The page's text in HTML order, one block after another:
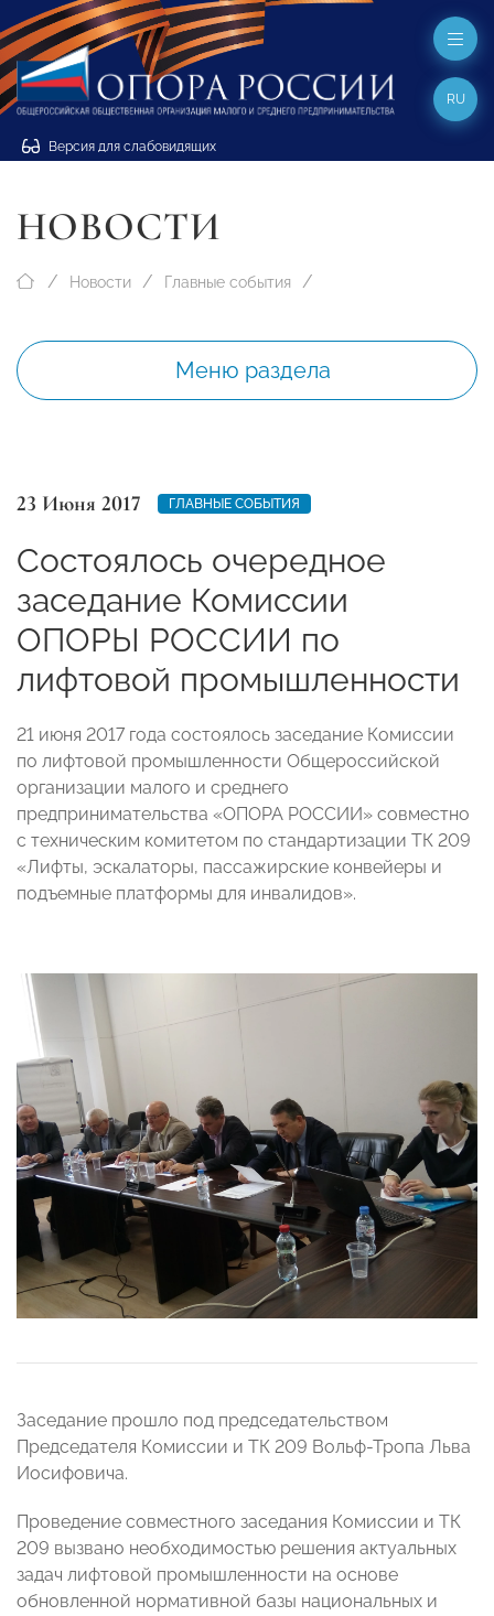
Версия для слабовидящих
RU
НОВОСТИ
Новости Главные события
Меню раздела
23 Июня 2017 ГЛАВНЫЕ СОБЫТИЯ
Состоялось очередное
заседание Комиссии
ОПОРЫ РОССИИ по
лифтовой промышленности
21 июня 2017 года состоялось заседание Комиссии
по лифтовой промышленности Общероссийской
организации малого и среднего
предпринимательства «ОПОРА РОССИИ» совместно
с техническим комитетом по стандартизации ТК 209
«Лифты, эскалаторы, пассажирские конвейеры и
подъемные платформы для инвалидов».
Заседание прошло под председательством
Председателя Комиссии и ТК 209 Вольф-Тропа Льва
Иосифовича.
Проведение совместного заседания Комиссии и ТК
209 вызвано необходимостью решения актуальных
задач лифтовой промышленности на основе
обновленной нормативной базы национальных и